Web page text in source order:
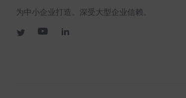
为中小企业打造。深受大型企业信赖。